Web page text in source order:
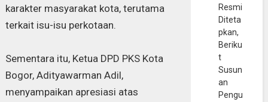
karakter masyarakat kota, terutama
terkait isu-isu perkotaan.
Sementara itu, Ketua DPD PKS Kota
Bogor, Adityawarman Adil,
menyampaikan apresiasi atas
Resmi
Diteta
pkan,
Beriku
t
Susun
an
Pengu